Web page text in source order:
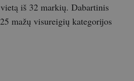
iš 32 markių. Dabartinis
mažų visureigių kategorijos